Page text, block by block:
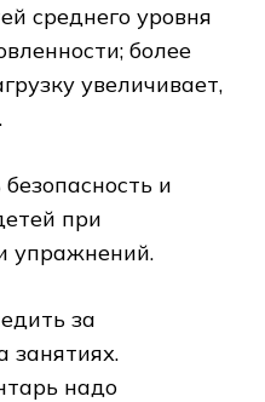
среднего уровня
более
увеличивает,
и
при
упражнений.
за
занятиях.
надо